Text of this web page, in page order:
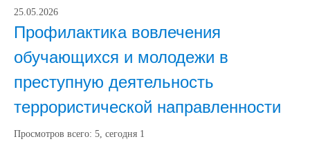
25.05.2026
Профилактика вовлечения
обучающихся и молодежи в
преступную деятельность
террористической направленности
Просмотров всего: 5, сегодня 1